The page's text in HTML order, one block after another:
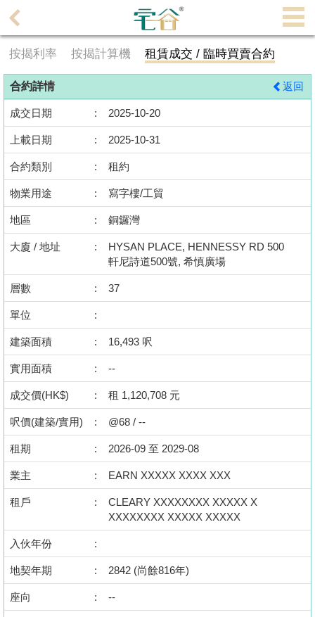
理
主
頁
搵
樓/
成
交
業
主
放
盤
宅
谷
按
揭
地
產
博
客
地
產
新
數
據
公
佈
按揭利率 按揭計算機 租賃成交 / 臨時買賣合約
合約詳情 返回
成交日期 : 2025-10-20
上載日期 : 2025-10-31
合約類別 : 租約
物業用途 : 寫字樓/工貿
地區 : 銅鑼灣
大廈 / 地址 :
HYSAN PLACE, HENNESSY RD 500
軒尼詩道500號, 希慎廣場
層數 : 37
單位 :
建築面積 : 16,493 呎
實用面積 : --
成交價(HK$) : 租 1,120,708 元
呎價(建築/實用) : @68 / --
租期 : 2026-09 至 2029-08
業主 : EARN XXXXX XXXX XXX
租戶 :
CLEARY XXXXXXXX XXXXX X
XXXXXXXX XXXXX XXXXX
入伙年份 :
地契年期 : 2842 (尚餘816年)
座向 : --